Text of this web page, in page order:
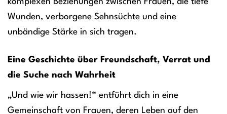
komplexen Beziehungen zwischen Frauen, die tiefe
Wunden, verborgene Sehnsüchte und eine
unbändige Stärke in sich tragen.
Eine Geschichte über Freundschaft, Verrat und
die Suche nach Wahrheit
„Und wie wir hassen!“ entführt dich in eine
Gemeinschaft von Frauen, deren Leben auf den